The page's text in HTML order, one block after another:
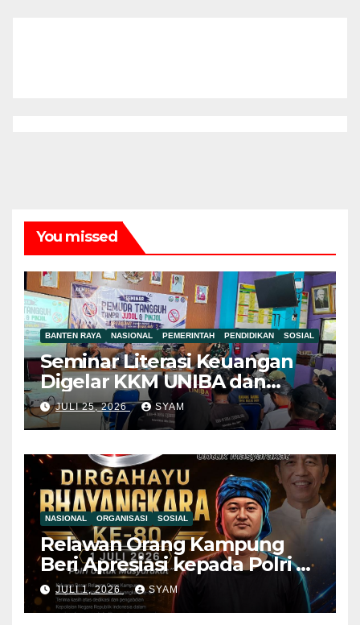
You missed
BANTEN RAYA NASIONAL PEMERINTAH PENDIDIKAN SOSIAL
Seminar Literasi Keuangan
Digelar KKM UNIBA dan
Pemdes Mekar Baru,
Pemuda Diajak Jauhi Judol
KKM UNIBA Ajak Pemuda
JULI 25, 2026 SYAM
NASIONAL ORGANISASI SOSIAL
Relawan Orang Kampung
Beri Apresiasi kepada Polri di
Hari Bhayangkara ke-80, Nilai
Sinergitas Penegakan
JULI 1, 2026 SYAM